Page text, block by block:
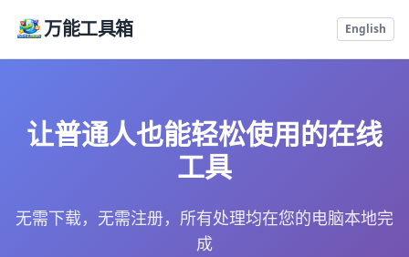
万能工具箱 English
让普通人也能轻松使用的在线
工具
无需下载，无需注册，所有处理均在您的电脑本地完
成